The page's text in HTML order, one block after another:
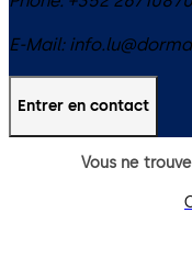
E-Mail:
Entrer en contact
Vous ne